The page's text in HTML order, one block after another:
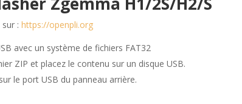
sur :https://openpli.org
avec un système de fichiers FAT32
ZIP et placez le contenu sur un disque USB.
le port USB du panneau arrière.